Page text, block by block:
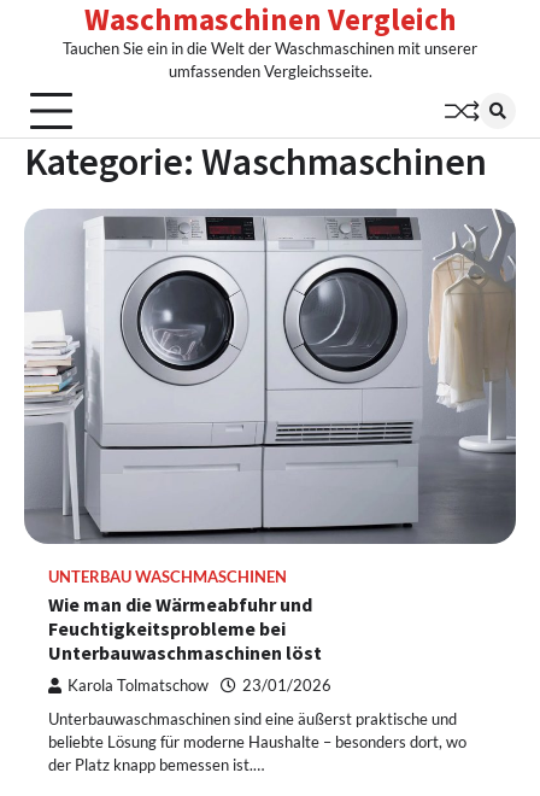
Waschmaschinen Vergleich
Tauchen Sie ein in die Welt der Waschmaschinen mit unserer
umfassenden Vergleichsseite.
Kategorie: Waschmaschinen
UNTERBAU WASCHMASCHINEN
Wie man die Wärmeabfuhr und
Feuchtigkeitsprobleme bei
Unterbauwaschmaschinen löst
Karola Tolmatschow 23/01/2026
Unterbauwaschmaschinen sind eine äußerst praktische und
beliebte Lösung für moderne Haushalte – besonders dort, wo
der Platz knapp bemessen ist.…